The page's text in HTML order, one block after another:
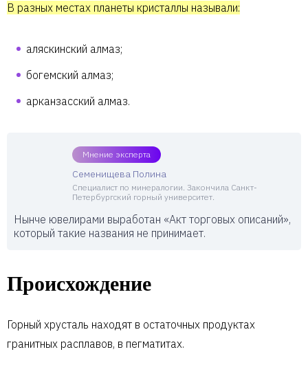
В разных местах планеты кристаллы называли:
аляскинский алмаз;
богемский алмаз;
арканзасский алмаз.
Мнение эксперта
Семенищева Полина
Специалист по минералогии. Закончила Санкт-
Петербургский горный университет.
Нынче ювелирами выработан «Акт торговых описаний»,
который такие названия не принимает.
Происхождение
Горный хрусталь находят в остаточных продуктах
гранитных расплавов, в пегматитах.